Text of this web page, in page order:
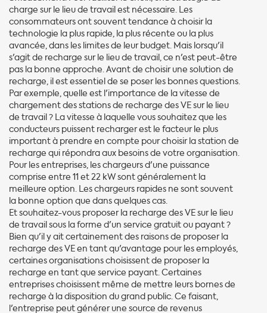
charge sur le lieu de travail est nécessaire. Les
consommateurs ont souvent tendance à choisir la
technologie la plus rapide, la plus récente ou la plus
avancée, dans les limites de leur budget. Mais lorsqu'il
s'agit de recharge sur le lieu de travail, ce n'est peut-être
pas la bonne approche. Avant de choisir une solution de
recharge, il est essentiel de se poser les bonnes questions.
Par exemple, quelle est l'importance de la vitesse de
chargement des stations de recharge des VE sur le lieu
de travail ? La vitesse à laquelle vous souhaitez que les
conducteurs puissent recharger est le facteur le plus
important à prendre en compte pour choisir la station de
recharge qui répondra aux besoins de votre organisation.
Pour les entreprises, les chargeurs d'une puissance
comprise entre 11 et 22 kW sont généralement la
meilleure option. Les chargeurs rapides ne sont souvent
la bonne option que dans quelques cas.
Et souhaitez-vous proposer la recharge des VE sur le lieu
de travail sous la forme d'un service gratuit ou payant ?
Bien qu'il y ait certainement des raisons de proposer la
recharge des VE en tant qu'avantage pour les employés,
certaines organisations choisissent de proposer la
recharge en tant que service payant. Certaines
entreprises choisissent même de mettre leurs bornes de
recharge à la disposition du grand public. Ce faisant,
l'entreprise peut générer une source de revenus